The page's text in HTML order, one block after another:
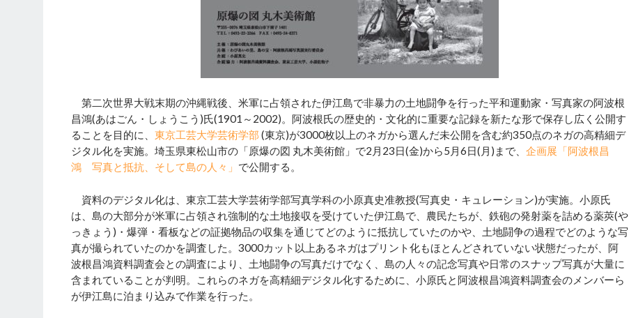
第二次世界大戦末期の沖縄戦後、米軍に占領された伊江島で非暴力の土地闘争を行った平和運動家・写真家の阿波根
昌鴻(あはごん・しょうこう)氏(1901～2002)。阿波根氏の歴史的・文化的に重要な記録を新たな形で保存し広く公開す
ることを目的に、 東京工芸大学芸術学部 (東京)が3000枚以上のネガから選んだ未公開を含む約350点のネガの高精細デ
ジタル化を実施。埼玉県東松山市の「原爆の図 丸木美術館」で2月23日(金)から5月6日(月)まで、 企画展「阿波根昌
鴻 写真と抵抗、そして島の人々」 で公開する。
資料のデジタル化は、東京工芸大学芸術学部写真学科の小原真史准教授(写真史・キュレーション)が実施。小原氏
は、島の大部分が米軍に占領され強制的な土地接収を受けていた伊江島で、農民たちが、鉄砲の発射薬を詰める薬莢(や
っきょう)・爆弾・看板などの証拠物品の収集を通じてどのように抵抗していたのかや、土地闘争の過程でどのような写
真が撮られていたのかを調査した。3000カット以上あるネガはプリント化もほとんどされていない状態だったが、阿
波根昌鴻資料調査会との調査により、土地闘争の写真だけでなく、島の人々の記念写真や日常のスナップ写真が大量に
含まれていることが判明。これらのネガを高精細デジタル化するために、小原氏と阿波根昌鴻資料調査会のメンバーら
が伊江島に泊まり込みで作業を行った。